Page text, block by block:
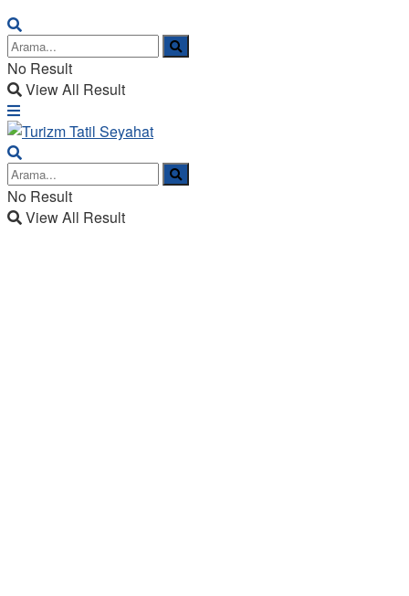
No Result
View All Result
No Result
View All Result